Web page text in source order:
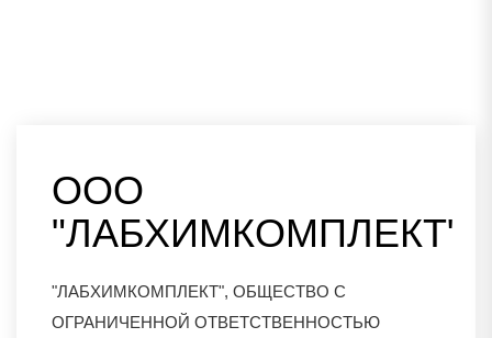
ООО
"ЛАБХИМКОМПЛЕКТ"
"ЛАБХИМКОМПЛЕКТ", ОБЩЕСТВО С
ОГРАНИЧЕННОЙ ОТВЕТСТВЕННОСТЬЮ